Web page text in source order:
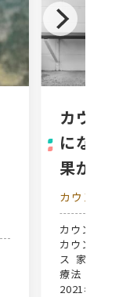
カウン
になる
果が薄
カウンセ
カウンセ
カウンセリ
ス 家族の
療法
2021年10